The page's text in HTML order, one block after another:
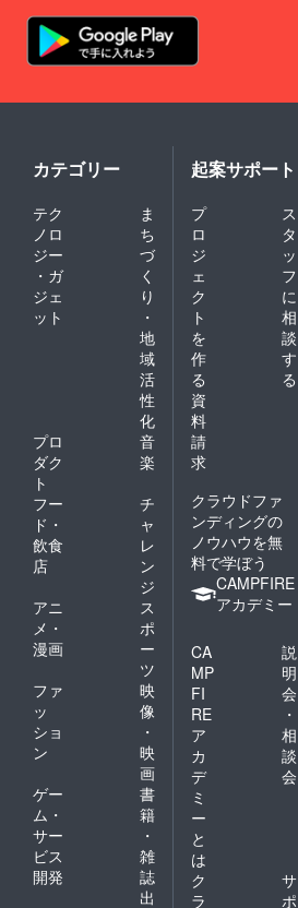
ドファンディングは、
応援してくださるみな
ジオ開設を夢見るこん
なダンサーがいるん
んの人に伝えてもらえ
ると思います。 そ
して、それだけではな
く、 こうして公の場
で僕の夢を語ること
で、 僕の気持ちの面
でも、 背中を押して
もらえるのではない
か。 と思いました。
実際、 クラウド
ファンディングをはじ
めて、 密かに思って
いた自分の夢を堂々と
言えるようになってい
て、 僕の中の何かが
変わってきている気が
してます！ あるん
です、僕がダンスを通
じてやりたいこと。
それはまた今度。。。
カテゴリー
テク
ノロ
ジー
・ガ
ジェ
ット
ま
ち
づ
く
り
・
地
域
活
性
化
プロ
ダク
ト
音
楽
フー
ド・
飲食
店
チ
ャ
レ
ン
ジ
アニ
メ・
漫画
ス
ポ
ー
ツ
ファ
ッ
ショ
ン
映
像
・
映
画
ゲー
ム・
サー
ビス
開発
書
籍
・
雑
誌
出
起案サポート
プ
ロ
ジ
ェ
ク
ト
を
作
る
ス
タ
ッ
フ
に
相
談
す
る
資
料
請
求
クラウドファ
ンディングの
ノウハウを無
料で学ぼう
CAMPFIRE
アカデミー
CA
MP
FI
RE
ア
カ
デ
ミ
ー
と
は
説
明
会
・
相
談
会
ク
ラ
サ
ポ